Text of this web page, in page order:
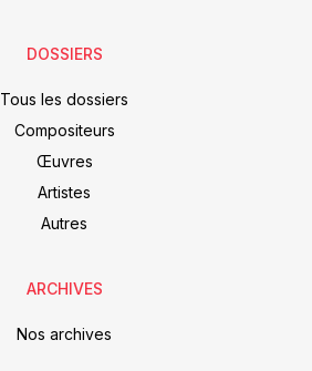
DOSSIERS
Tous les dossiers
Compositeurs
Œuvres
Artistes
Autres
ARCHIVES
Nos archives